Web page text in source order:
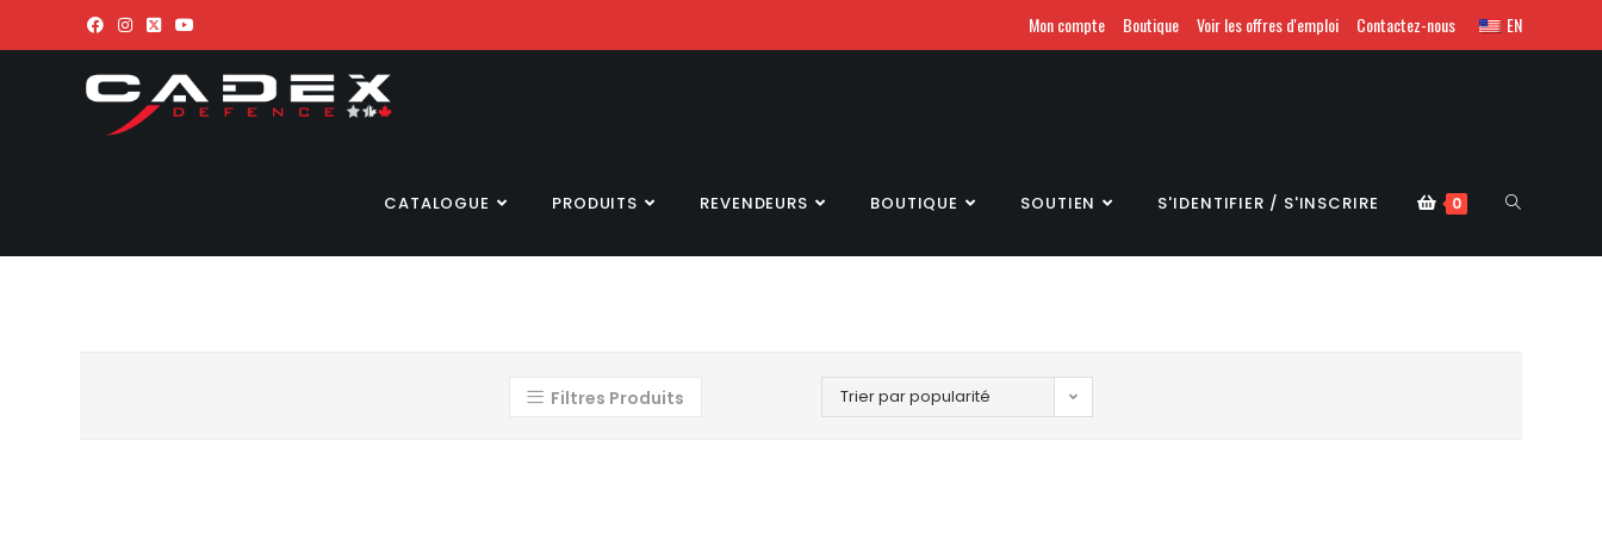
Mon compte Boutique Voir les offres d'emploi Contactez-nous EN
CATALOGUE PRODUITS REVENDEURS BOUTIQUE SOUTIEN S'IDENTIFIER / S'INSCRIRE 0
Filtres Produits Trier par popularité